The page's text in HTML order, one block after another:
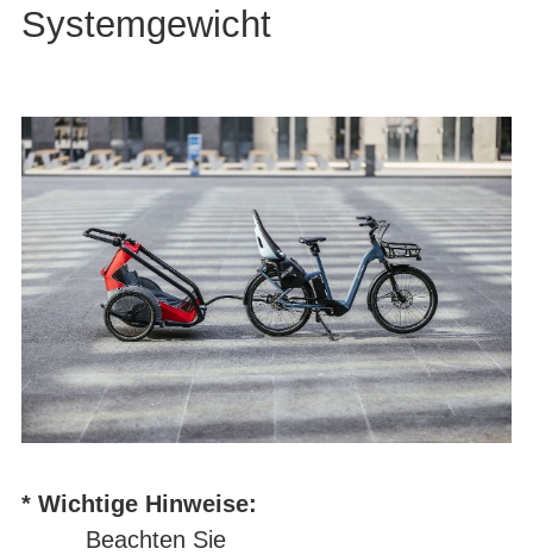
Systemgewicht
* Wichtige Hinweise:
Beachten Sie